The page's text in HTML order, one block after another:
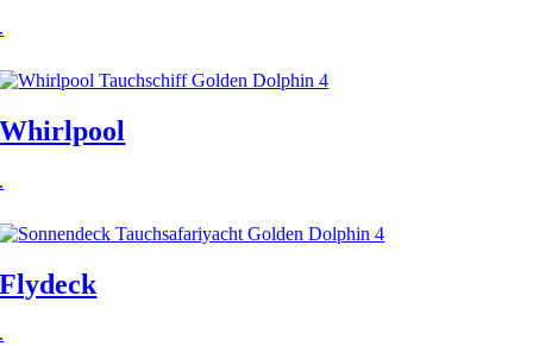
.
Whirlpool
.
Flydeck
.